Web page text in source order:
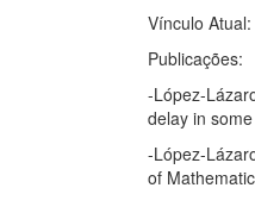
Vínculo
Publicações:
-López-
delay in
-López-
of